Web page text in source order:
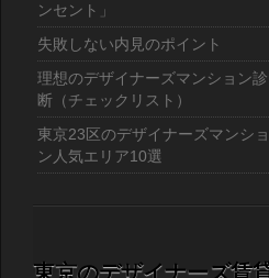
ンセント」
失敗しない内見のポイント
理想のデザイナーズマンション診
断（チェックリスト）
東京23区のデザイナーズマンショ
ン人気エリア10選
東京のデザイナーズ賃